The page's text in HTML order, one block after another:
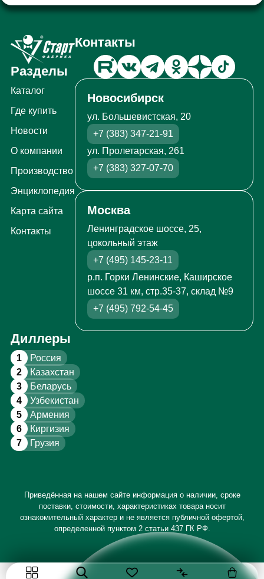
Разделы
Каталог
Где купить
Новости
О компании
Производство
Энциклопедия
Карта сайта
Контакты
Контакты
Новосибирск
ул. Большевистская, 20
+7 (383) 347-21-91
ул. Пролетарская, 261
+7 (383) 327-07-70
Москва
Ленинградское шоссе, 25,
цокольный этаж
+7 (495) 145-23-11
р.п. Горки Ленинские, Каширское
шоссе 31 км, стр.35-37, склад №9
+7 (495) 792-54-45
Диллеры
1 Россия
2 Казахстан
3 Беларусь
4 Узбекистан
5 Армения
6 Киргизия
7 Грузия
Приведённая на нашем сайте информация о наличии, сроке
поставки, стоимости, характеристиках товара носит
ознакомительный характер и не является публичной офертой,
определенной пунктом 2 статьи 437 ГК РФ.